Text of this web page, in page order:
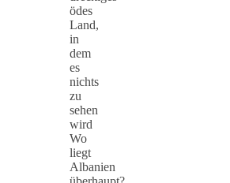
ödes
Land,
in
dem
es
nichts
zu
sehen
wird
Wo
liegt
Albanien